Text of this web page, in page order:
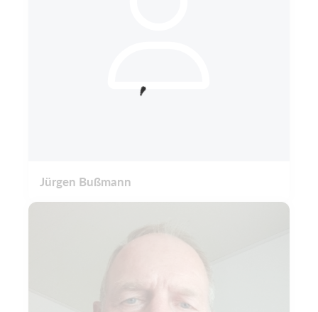
Jürgen Bußmann